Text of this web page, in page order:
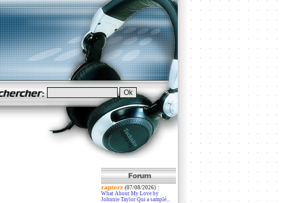
raptorz (07/08/2026):
What About My Love by
Johnnie Taylor Qui a samplé...